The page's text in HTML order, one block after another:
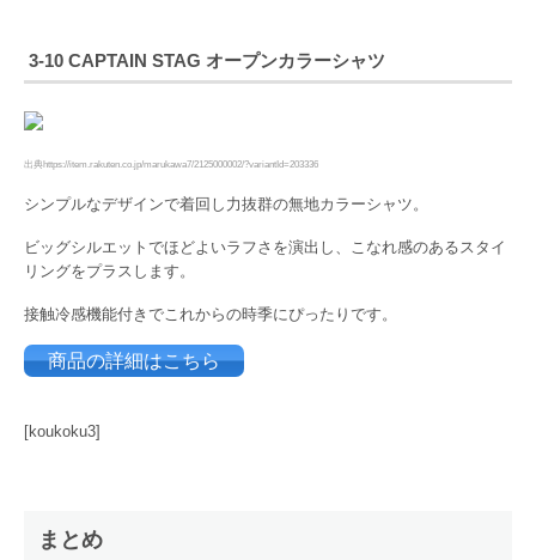
3-10 CAPTAIN STAG オープンカラーシャツ
出典https://item.rakuten.co.jp/marukawa7/2125000002/?variantId=203336
シンプルなデザインで着回し力抜群の無地カラーシャツ。
ビッグシルエットでほどよいラフさを演出し、こなれ感のあるスタイ
リングをプラスします。
接触冷感機能付きでこれからの時季にぴったりです。
商品の詳細はこちら
[koukoku3]
まとめ